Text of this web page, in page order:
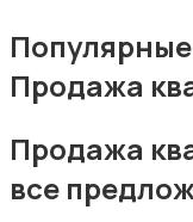
Продажа
Продажа
все